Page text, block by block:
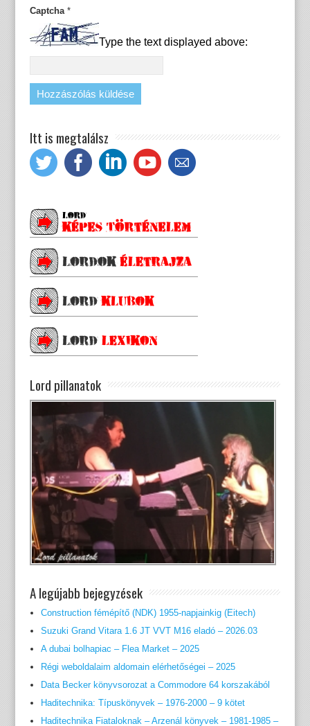
Captcha *
Type the text displayed above:
Itt is megtalálsz
Lord pillanatok
A legújabb bejegyzések
Construction fémépítő (NDK) 1955-napjainkig (Eitech)
Suzuki Grand Vitara 1.6 JT VVT M16 eladó – 2026.03
A dubai bolhapiac – Flea Market – 2025
Régi weboldalaim aldomain elérhetőségei – 2025
Data Becker könyvsorozat a Commodore 64 korszakából
Haditechnika: Típuskönyvek – 1976-2000 – 9 kötet
Haditechnika Fiataloknak – Arzenál könyvek – 1981-1985 –